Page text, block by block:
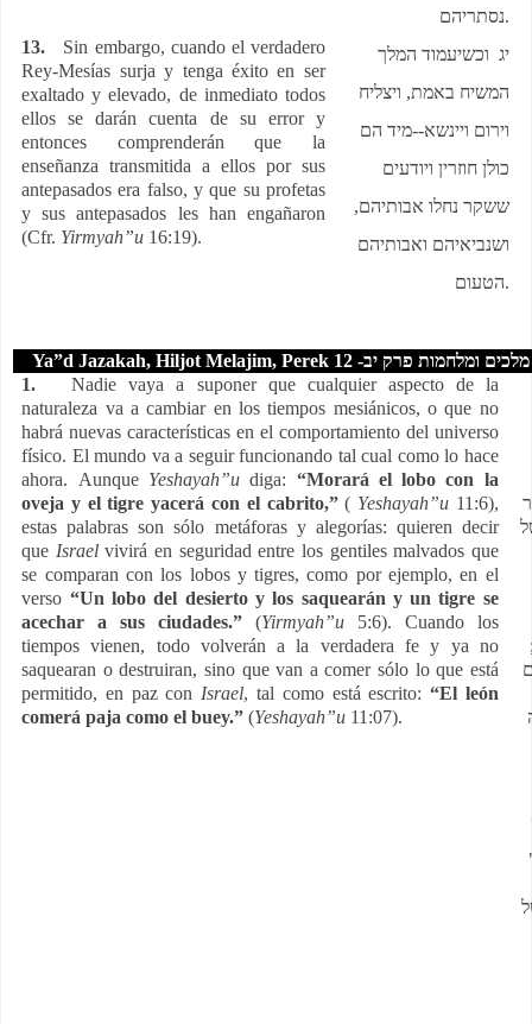
נסתריהם.
13. Sin embargo, cuando el verdadero
Rey-Mesías surja y tenga éxito en ser
exaltado y elevado, de inmediato todos
ellos se darán cuenta de su error y
entonces comprenderán que la
enseñanza transmitida a ellos por sus
antepasados ​​era falso, y que su profetas
y sus antepasados ​​les han engañaron
(Cfr. Yirmyah”u 16:19).
יג וכשיעמוד המלך
המשיח באמת, ויצליח
וירום ויינשא--מיד הם
כולן חוזרין ויודעים
ששקר נחלו אבותיהם,
ושנביאיהם ואבותיהם
הטעום.
Ya”d Jazakah, Hiljot Melajim, Perek 12 -ומלחמות פרק יב
1. Nadie vaya a suponer que cualquier aspecto de la
naturaleza va a cambiar en los tiempos mesiánicos, o que no
habrá nuevas características en el comportamiento del universo
físico. El mundo va a seguir funcionando tal cual como lo hace
ahora. Aunque Yeshayah”udiga: “Morará el lobo con la
oveja y el tigre yacerá con el cabrito,”( Yeshayah”u 11:6),
estas palabras son sólo metáforas y alegorías: quieren decir
que Israelvivirá en seguridad entre los gentiles malvados que
se comparan con los lobos y tigres, como por ejemplo, en el
verso “Un lobo del desierto y los saquearán y un tigre se
acechar a sus ciudades.” (Yirmyah”u5:6). Cuando los
tiempos vienen, todo volverán a la verdadera fe y ya no
saquearan o destruiran, sino que van a comer sólo lo que está
permitido, en paz con Israel, tal como está escrito:“El león
comerá paja como el buey.” (Yeshayah”u 11:07).